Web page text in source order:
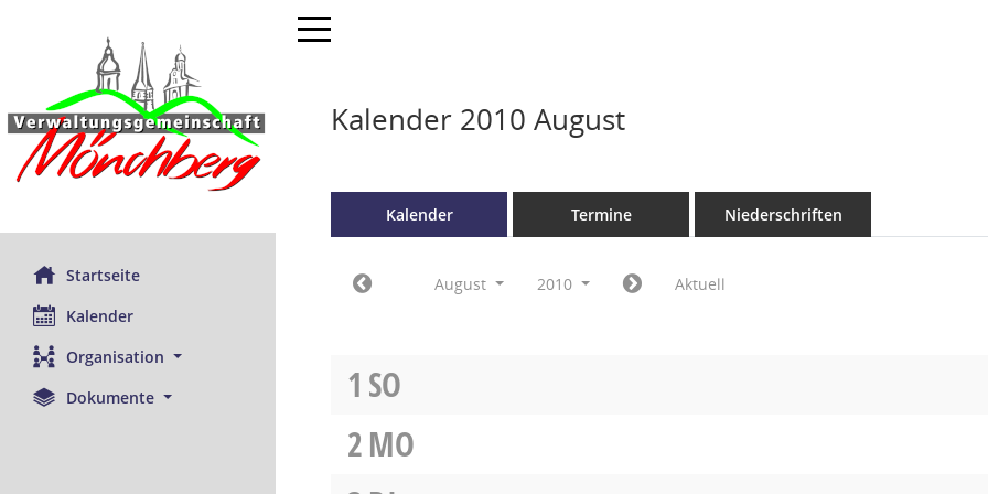
Startseite
Kalender
Organisation
Dokumente
Toggle navigation
Kalender 2010 August
Kalender Termine Niederschriften
August 2010 Aktuell
1 SO
2MO